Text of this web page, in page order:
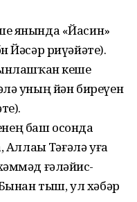
янында «Йасин»
Йәсәр риүәйәте).
кеше
уның йән биреүен
баш осонда
Аллаһы Тәғәлә уға
ғәләйһис-
тыш, ул хәбәр